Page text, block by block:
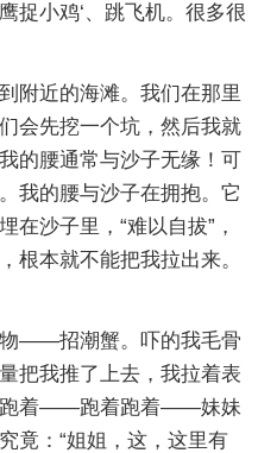
捉小鸡‘、跳飞机。很多很
附近的海滩。我们在那里
会先挖一个坑，然后我就
的腰通常与沙子无缘！可
我的腰与沙子在拥抱。它
在沙子里，“难以自拔”，
根本就不能把我拉出来。
——招潮蟹。吓的我毛骨
把我推了上去，我拉着表
跑着——跑着跑着——妹妹
竟：“姐姐，这，这里有